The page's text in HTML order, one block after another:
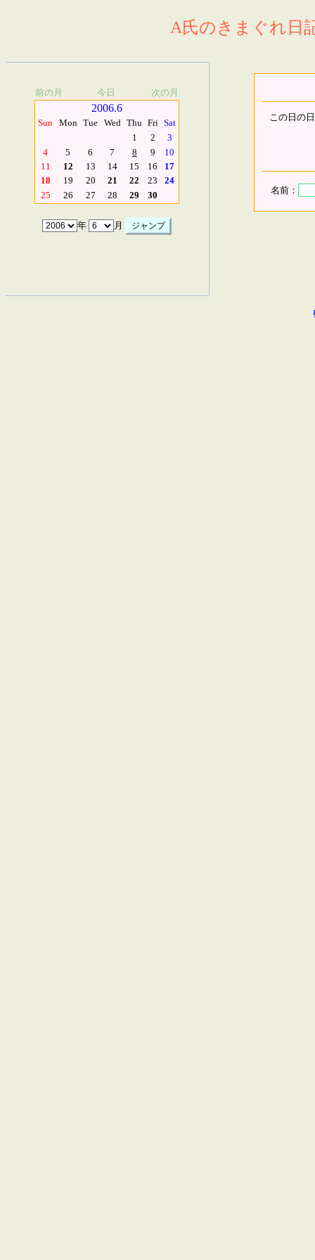
A氏のきまぐれ日
前の月 今日 次の月
2006.6
Sun Mon Tue Wed Thu Fri Sat
1
2
3
4
5 6 7 8 9
10
11
12 13 14 15 16
17
18
19 20 21 22 23
24
25
26 27 28 29 30
年 月
この日の
名前：